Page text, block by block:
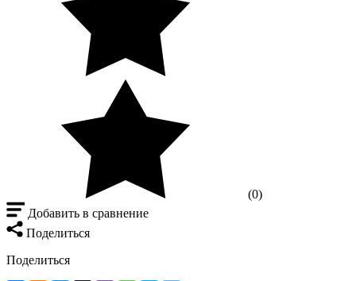
(0)
Добавить в сравнение
Поделиться
Поделиться